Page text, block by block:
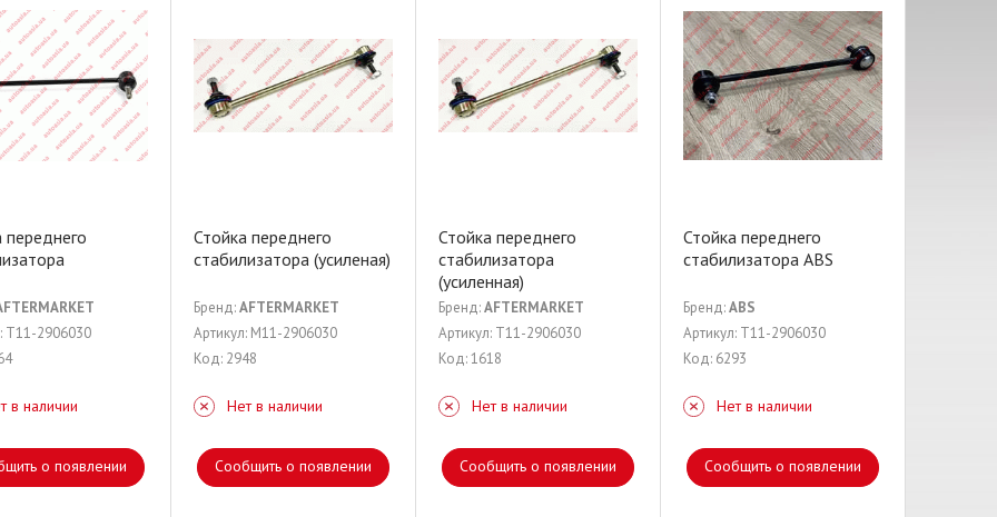
переднего
T11-2906030
в наличии
о появлении
Стойка переднего
стабилизатора (усиленая)
Бренд:AFTERMARKET
Артикул: M11-2906030
Код: 2948
Нет в наличии
Сообщить о появлении
Стойка переднего
стабилизатора
(усиленная)
Бренд:AFTERMARKET
Артикул: T11-2906030
Код: 1618
Нет в наличии
Сообщить о появлении
Стойка переднего
стабилизатора ABS
Бренд:ABS
Артикул: T11-2906030
Код: 6293
Нет в наличии
Сообщить о появлении